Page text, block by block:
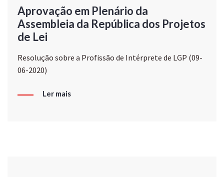
Aprovação em Plenário da
Assembleia da República dos Projetos
de Lei
Resolução sobre a Profissão de Intérprete de LGP (09-
06-2020)
Ler mais